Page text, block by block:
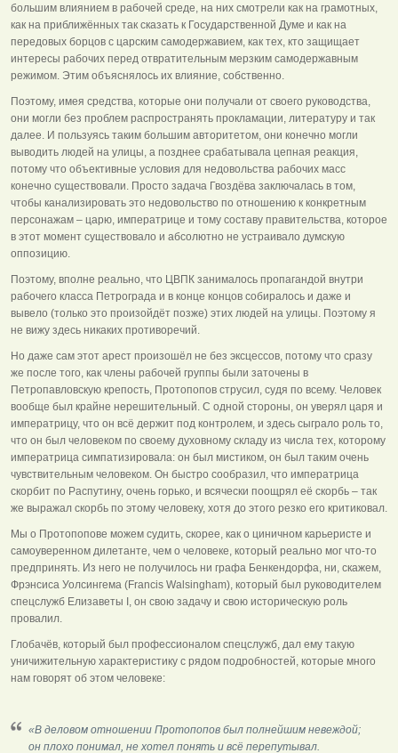
большим влиянием в рабочей среде, на них смотрели как на грамотных,
как на приближённых так сказать к Государственной Думе и как на
передовых борцов с царским самодержавием, как тех, кто защищает
интересы рабочих перед отвратительным мерзким самодержавным
режимом. Этим объяснялось их влияние, собственно.
Поэтому, имея средства, которые они получали от своего руководства,
они могли без проблем распространять прокламации, литературу и так
далее. И пользуясь таким большим авторитетом, они конечно могли
выводить людей на улицы, а позднее срабатывала цепная реакция,
потому что объективные условия для недовольства рабочих масс
конечно существовали. Просто задача Гвоздёва заключалась в том,
чтобы канализировать это недовольство по отношению к конкретным
персонажам – царю, императрице и тому составу правительства, которое
в этот момент существовало и абсолютно не устраивало думскую
оппозицию.
Поэтому, вполне реально, что ЦВПК занималось пропагандой внутри
рабочего класса Петрограда и в конце концов собиралось и даже и
вывело (только это произойдёт позже) этих людей на улицы. Поэтому я
не вижу здесь никаких противоречий.
Но даже сам этот арест произошёл не без эксцессов, потому что сразу
же после того, как члены рабочей группы были заточены в
Петропавловскую крепость, Протопопов струсил, судя по всему. Человек
вообще был крайне нерешительный. С одной стороны, он уверял царя и
императрицу, что он всё держит под контролем, и здесь сыграло роль то,
что он был человеком по своему духовному складу из числа тех, которому
императрица симпатизировала: он был мистиком, он был таким очень
чувствительным человеком. Он быстро сообразил, что императрица
скорбит по Распутину, очень горько, и всячески поощрял её скорбь – так
же выражал скорбь по этому человеку, хотя до этого резко его критиковал.
Мы о Протопопове можем судить, скорее, как о циничном карьеристе и
самоуверенном дилетанте, чем о человеке, который реально мог что-то
предпринять. Из него не получилось ни графа Бенкендорфа, ни, скажем,
Фрэнсиса Уолсингема (Francis Walsingham), который был руководителем
спецслужб Елизаветы I, он свою задачу и свою историческую роль
провалил.
Глобачёв, который был профессионалом спецслужб, дал ему такую
уничижительную характеристику с рядом подробностей, которые много
нам говорят об этом человеке:
«В деловом отношении Протопопов был полнейшим невеждой;
он плохо понимал, не хотел понять и всё перепутывал.